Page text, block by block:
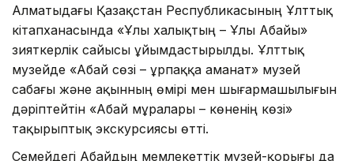
Алматыдағы Қазақстан Республикасының Ұлттық
кітапханасында «Ұлы халықтың – Ұлы Абайы»
зияткерлік сайысы ұйымдастырылды. Ұлттық
музейде «Абай сөзі – ұрпаққа аманат» музей
сабағы және ақынның өмірі мен шығармашылығын
дәріптейтін «Абай мұралары – көненің көзі»
тақырыптық экскурсиясы өтті.
Семейдегі Абайдың мемлекеттік музей-қорығы да